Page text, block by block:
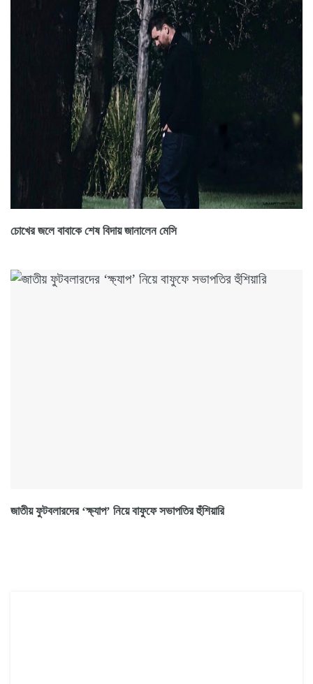
চোখের জলে বাবাকে শেষ বিদায় জানালেন মেসি
জাতীয় ফুটবলারদের ‘ক্ষ্যাপ’ নিয়ে বাফুফে সভাপতির হুঁশিয়ারি